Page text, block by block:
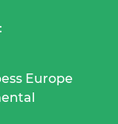
Europe